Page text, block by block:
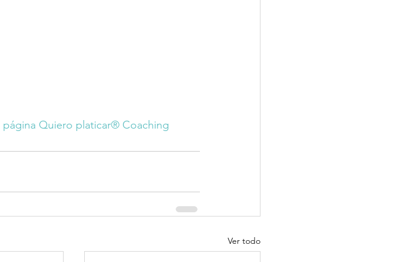
página Quiero platicar® Coaching
Ver todo